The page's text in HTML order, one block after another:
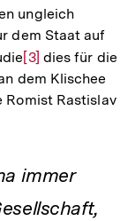
ungleich
dem Staat auf
Zur
Auflösung
der
[3] dies für die
dem Klischee
Romist Rastislav
immer